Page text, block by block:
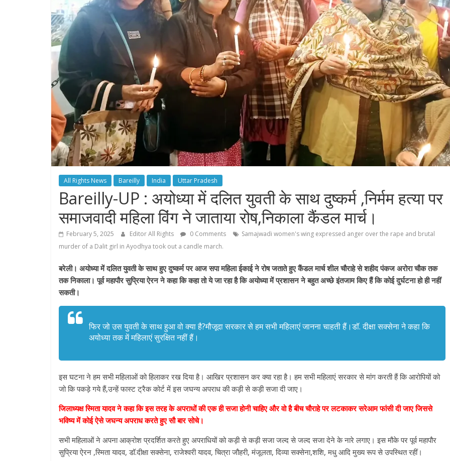
All Rights News Bareilly India Uttar Pradesh
Bareilly-UP : अयोध्या में दलित युवती के साथ दुष्कर्म ,निर्मम हत्या पर
समाजवादी महिला विंग ने जाताया रोष,निकाला कैंडल मार्च।
February 5, 2025 Editor All Rights 0 Comments
Samajwadi women's wing expressed anger over the rape and brutal
murder of a Dalit girl in Ayodhya took out a candle march.
बरेली। अयोध्या में दलित युवती के साथ हुए दुष्कर्म पर आज सपा महिला ईकाई ने रोष जताते हुए कैंडल मार्च शील चौराहे से शहीद पंकज अरोरा चौक तक
तक निकाला। पूर्व महापौर सुप्रिया ऐरन ने कहा कि कहा तो ये जा रहा है कि अयोध्या में प्रशासन ने बहुत अच्छे इंतजाम किए हैं कि कोई दुर्घटना हो ही नहीं
सकती।
फिर जो उस युवती के साथ हुआ वो क्या है?मौजूदा सरकार से हम सभी महिलाएं जानना चाहती हैं।डॉ. दीक्षा सक्सेना ने कहा कि
अयोध्या तक में महिलाएं सुरक्षित नहीं हैं।
इस घटना ने हम सभी महिलाओं को हिलाकर रख दिया है। आखिर प्रशासन कर क्या रहा है। हम सभी महिलाएं सरकार से मांग करती हैं कि आरोपियों को
जो कि पकड़े गये हैं,उन्हें फास्ट ट्रैक कोर्ट में इस जघन्य अपराध की कड़ी से कड़ी सजा दी जाए।
जिलाध्यक्ष स्मिता यादव ने कहा कि इस तरह के अपराधों की एक ही सजा होनी चाहिए और वो है बीच चौराहे पर लटकाकर सरेआम फांसी दी जाए जिससे
भविष्य में कोई ऐसे जघन्य अपराध करते हुए सौ बार सोचे।
सभी महिलाओं ने अपना आक्रोश प्रदर्शित करते हुए अपराधियों को कड़ी से कड़ी सजा जल्द से जल्द सजा देने के नारे लगाए। इस मौके पर पूर्व महापौर
सुप्रिया ऐरन ,स्मिता यादव, डॉ.दीक्षा सक्सेना, राजेश्वरी यादव, चित्रा जौहरी, मंजूलता, दिव्या सक्सेना,शशि, मधु आदि मुख्य रूप से उपस्थित रहीं।